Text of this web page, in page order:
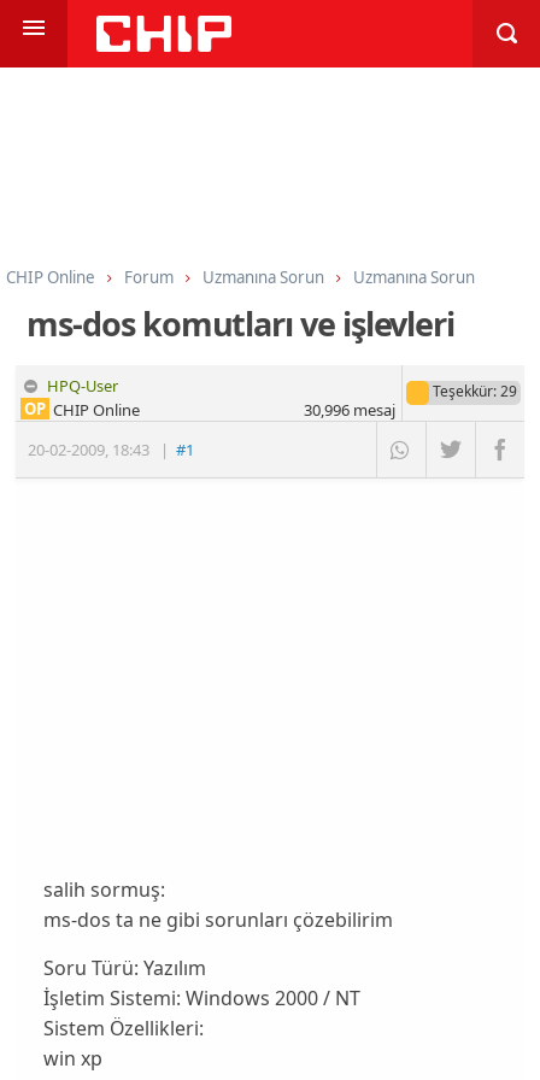
CHIP Online Forum Uzmanına Sorun Uzmanına Sorun
ms-dos komutları ve işlevleri
HPQ-User
20-02-2009, 18:43 |#1
OP CHIP Online
Teşekkür: 29
30,996mesaj
salih sormuş:
ms-dos ta ne gibi sorunları çözebilirim
Soru Türü: Yazılım
İşletim Sistemi: Windows 2000 / NT
Sistem Özellikleri:
win xp